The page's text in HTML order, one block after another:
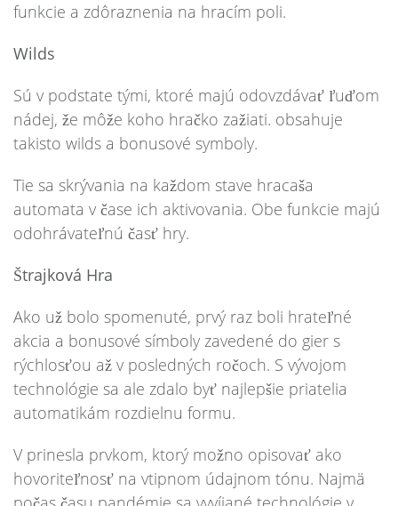
funkcie a zdôraznenia na hracím poli.
Wilds
Sú v podstate tými, ktoré majú odovzdávať ľuďom
nádej, že môže koho hračko zažiati. obsahuje
takisto wilds a bonusové symboly.
Tie sa skrývania na každom stave hracaša
automata v čase ich aktivovania. Obe funkcie majú
odohrávateľnú časť hry.
Štrajková Hra
Ako už bolo spomenuté, prvý raz boli hrateľné
akcia a bonusové símboly zavedené do gier s
rýchlosťou až v posledných ročoch. S vývojom
technológie sa ale zdalo byť najlepšie priatelia
automatikám rozdielnu formu.
V prinesla prvkom, ktorý možno opisovať ako
hovoriteľnosť na vtipnom údajnom tónu. Najmä